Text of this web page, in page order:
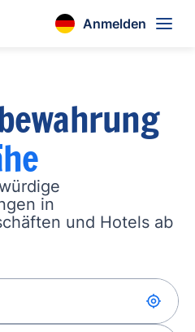
Anmelden
in
und Hotels ab